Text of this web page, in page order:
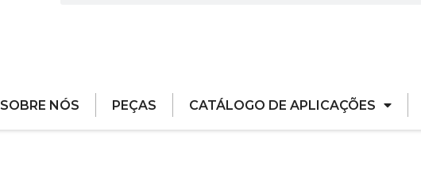
SOBRE NÓS PEÇAS CATÁLOGO DE APLICAÇÕES